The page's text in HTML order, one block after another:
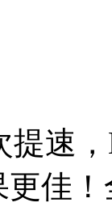
提速
佳